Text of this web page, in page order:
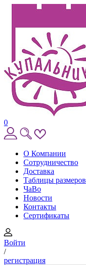
0
О Компании
Сотрудничество
Доставка
Таблицы размеров
ЧаВо
Новости
Контакты
Сертификаты
Войти
/
регистрация